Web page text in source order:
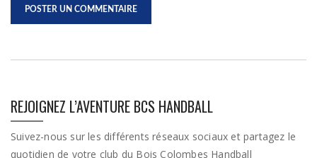
REJOIGNEZ L’AVENTURE BCS HANDBALL
Suivez-nous sur les différents réseaux sociaux et partagez le
quotidien de votre club du Bois Colombes Handball